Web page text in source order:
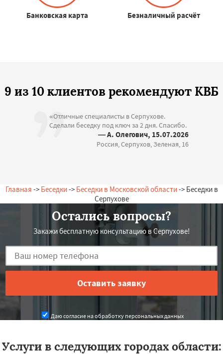
Банковская карта Безналичный расчёт
9 из 10 клиентов рекомендуют КВБ
«Отличные специалисты в Серпухове.
Сделали беседку под ключ за 2 дня. Спасибо.
— А. Олегович, 15.07.2026
Россия, Серпухов, Зеленая, 16
Главная -> Беседки-> Беседки в Московской области-> Беседки в
Серпухове
Остались вопросы?
Закажи бесплатную консультацию в Серпухове!
Даю согласие на обработку персональных данных
Услуги в следующих городах области: